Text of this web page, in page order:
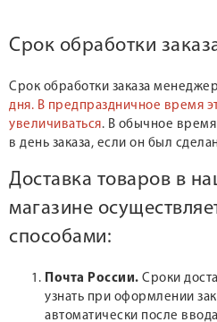
Срок обработки
Срок обработки заказа
дня. В предпраздничное время
увеличиваться. В обычное время
в день заказа, если он был
Доставка товаров в
магазине
способами:
Почта России. Сроки
узнать при оформлении
автоматически после